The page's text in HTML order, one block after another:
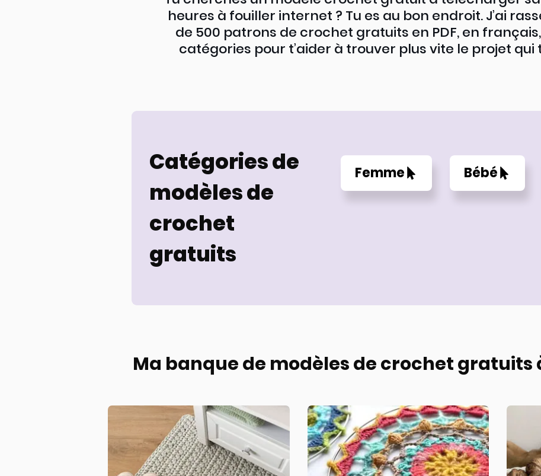
heures à fouiller internet ? Tu es au bon endroit. J’ai
de 500 patrons de crochet gratuits en PDF, en
catégories pour t’aider à trouver plus vite le projet qui
Catégories de
modèles de
crochet
gratuits
Femme Bébé
Ma banque de modèles de crochet